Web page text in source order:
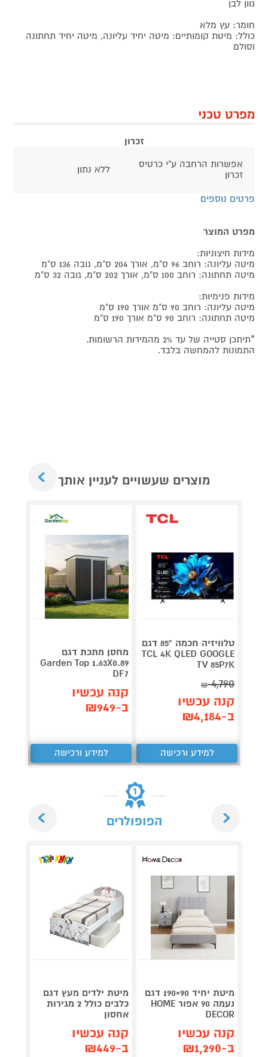
גוון לבן
חומר: עץ מלא
כולל: מיטת קומותיים: מיטה יחיד עליונה, מיטה יחיד תחתונה
וסולם
מפרט טכני
זכרון
אפשרות הרחבה ע"י כרטיס
זכרון
ללא נתון
פרטים נוספים
מפרט המוצר
מידות חיצוניות:
מיטה עליונה: רוחב 96 ס"מ, אורך 204 ס"מ, גובה 136 ס"מ
מיטה תחתונה: רוחב 100 ס"מ, אורך 202 ס"מ, גובה 32 ס"מ
מידות פנימיות:
מיטה עליונה: רוחב 90 ס"מ אורך 190 ס"מ
מיטה תחתונה: רוחב 90 ס"מ אורך 190 ס"מ
*תיתכן סטייה של עד 2% מהמידות הרשומות.
התמונות להמחשה בלבד.
מוצרים שעשויים לעניין אותך
טלוויזיה חכמה "85 דגם
TCL 4K QLED GOOGLE
TV 85P7K
4,790
₪
קנה עכשיו
ב-₪4,184
למידע ורכישה
מחסן מתכת דגם
Garden Top 1.63X0.89
DF7
קנה עכשיו
ב-₪949
למידע ורכישה
הפופולרים
מיטת יחיד 90×190 דגם
נעמה 90 אפור HOME
DECOR
קנה עכשיו
ב-₪1,290
מיטת ילדים מעץ דגם
כלבים כולל 2 מגירות
אחסון
קנה עכשיו
ב-₪449